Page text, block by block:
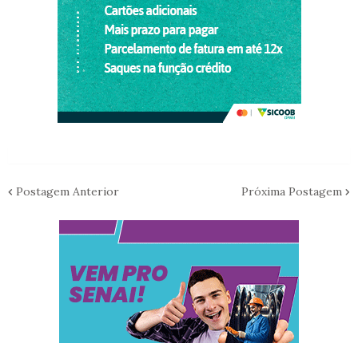
Postagem Anterior Próxima Postagem